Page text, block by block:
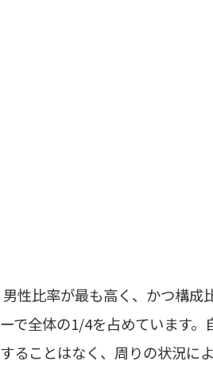
男性比率が最も高く、かつ構成
ーで全体の1/4を占めています。
することはなく、周りの状況に